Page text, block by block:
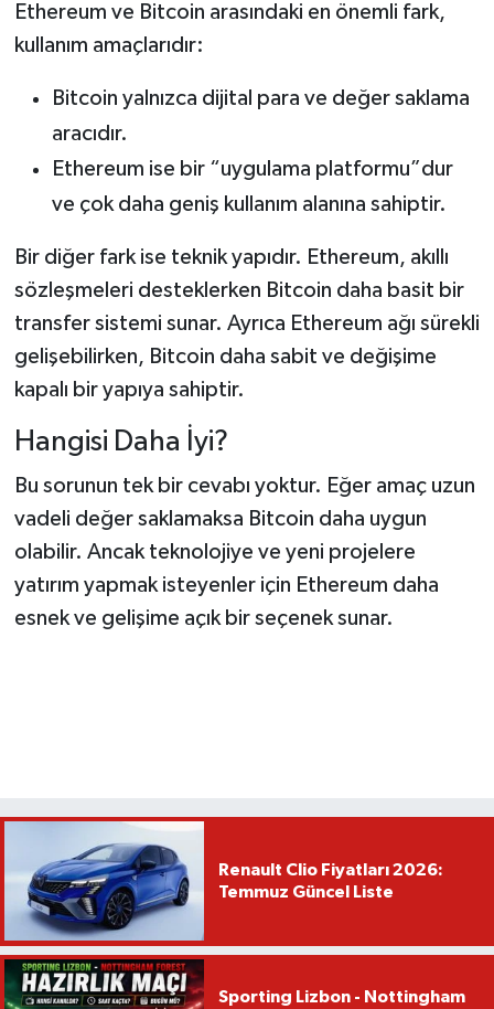
Ethereum ve Bitcoin arasındaki en önemli fark,
kullanım amaçlarıdır:
Bitcoin yalnızca dijital para ve değer saklama
aracıdır.
Ethereum ise bir “uygulama platformu”dur
ve çok daha geniş kullanım alanına sahiptir.
Bir diğer fark ise teknik yapıdır. Ethereum, akıllı
sözleşmeleri desteklerken Bitcoin daha basit bir
transfer sistemi sunar. Ayrıca Ethereum ağı sürekli
gelişebilirken, Bitcoin daha sabit ve değişime
kapalı bir yapıya sahiptir.
Hangisi Daha İyi?
Bu sorunun tek bir cevabı yoktur. Eğer amaç uzun
vadeli değer saklamaksa Bitcoin daha uygun
olabilir. Ancak teknolojiye ve yeni projelere
yatırım yapmak isteyenler için Ethereum daha
esnek ve gelişime açık bir seçenek sunar.
Renault Clio Fiyatları 2026:
Temmuz Güncel Liste
Sporting Lizbon - Nottingham